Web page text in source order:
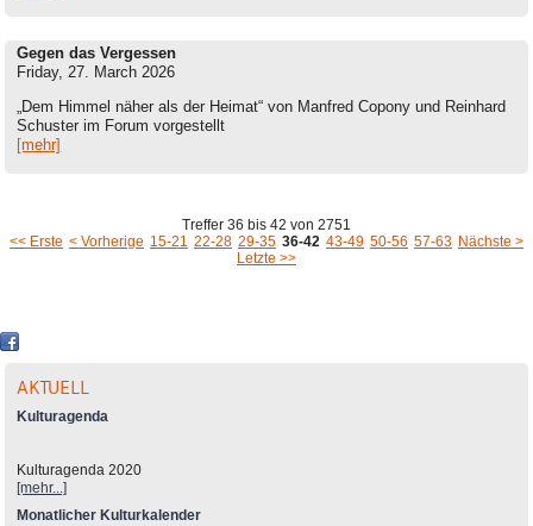
Gegen das Vergessen
Friday, 27. March 2026
„Dem Himmel näher als der Heimat“ von Manfred Copony und Reinhard
Schuster im Forum vorgestellt
[mehr]
Treffer 36 bis 42 von 2751
<< Erste < Vorherige 15-21 22-28 29-35 36-42 43-49 50-56 57-63 Nächste >
Letzte >>
AKTUELL
Kulturagenda
Kulturagenda 2020
[mehr...]
Monatlicher Kulturkalender